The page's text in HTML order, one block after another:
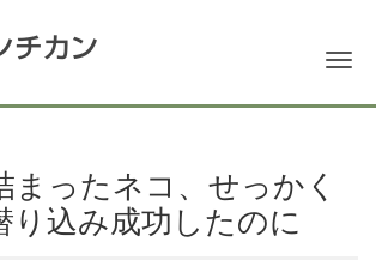
まったネコ、せっかく
り込み成功したのに